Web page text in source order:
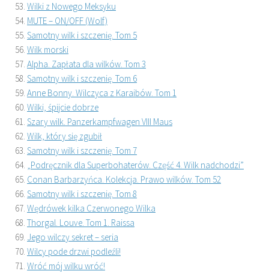
Wilki z Nowego Meksyku
MUTE – ON/OFF (Wolf)
Samotny wilk i szczenię. Tom 5
Wilk morski
Alpha. Zapłata dla wilków. Tom 3
Samotny wilk i szczenię. Tom 6
Anne Bonny. Wilczyca z Karaibów. Tom 1
Wilki, śpijcie dobrze
Szary wilk. Panzerkampfwagen VIII Maus
Wilk, który się zgubił
Samotny wilk i szczenię. Tom 7
„Podręcznik dla Superbohaterów. Część 4. Wilk nadchodzi”
Conan Barbarzyńca. Kolekcja. Prawo wilków. Tom 52
Samotny wilk i szczenię. Tom 8
Wędrówek kilka Czerwonego Wilka
Thorgal. Louve. Tom 1. Raissa
Jego wilczy sekret – seria
Wilcy pode drzwi podleźli!
Wróć mój wilku wróć!